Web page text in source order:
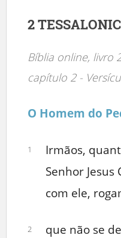
2
Bíblia online, livro
capítulo 2 -
O Homem do
1
Irmãos,
Senhor
com ele,
2
que não se